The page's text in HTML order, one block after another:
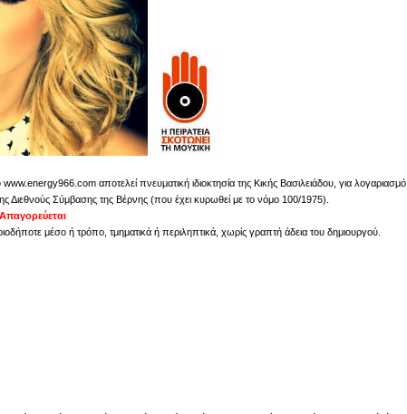
αποτελεί πνευματική ιδιοκτησία της Κικής Βασιλειάδου, για λογαριασμό
Διεθνούς Σύμβασης της Βέρνης (που έχει κυρωθεί με το νόμο 100/1975).
Απαγορεύεται
μέσο ή τρόπο, τμηματικά ή περιληπτικά, χωρίς γραπτή άδεια του δημιουργού.